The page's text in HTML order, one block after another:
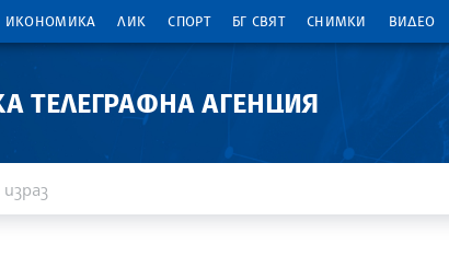
ИКОНОМИКА ЛИК СПОРТ БГ СВЯТ СНИМКИ ВИДЕО
ТЕЛЕГРАФНА АГЕНЦИЯ